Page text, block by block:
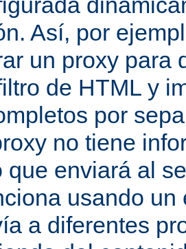
Así, por
un proxy para
de HTML y
por
no tiene
que enviará al
usando un
a diferentes